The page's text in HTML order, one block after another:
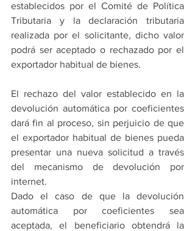
establecidos por el Comité de Política
Tributaria y la declaración tributaria
realizada por el solicitante, dicho valor
podrá ser aceptado o rechazado por el
exportador habitual de bienes.
El rechazo del valor establecido en la
devolución automática por coeficientes
dará fin al proceso, sin perjuicio de que
el exportador habitual de bienes pueda
presentar una nueva solicitud a través
del mecanismo de devolución por
internet.
Dado el caso de que la devolución
automática por coeficientes sea
aceptada, el beneficiario obtendrá la